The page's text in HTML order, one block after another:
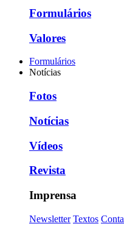
Formulários
Valores
Formulários
Notícias
Fotos
Notícias
Vídeos
Revista
Imprensa
Newsletter Textos